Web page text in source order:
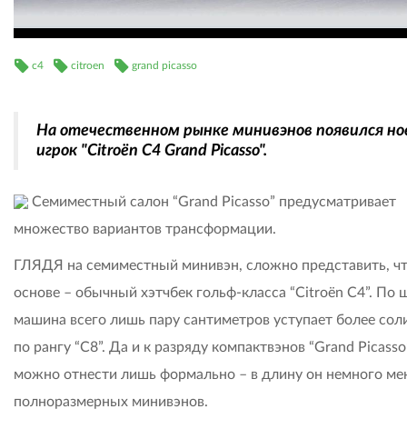
c4 citroen grand picasso
На отечественном рынке минивэнов появился
игрок "Citroёn C4 Grand Picasso".
Семиместный салон “Grand Picasso” предусматривает
множество вариантов трансформации.
ГЛЯДЯ на семиместный минивэн, сложно представить,
основе – обычный хэтчбек гольф-класса “Citroёn С4”. По
машина всего лишь пару сантиметров уступает более
по рангу “C8”. Да и к разряду компактвэнов “Grand
можно отнести лишь формально – в длину он немного
полноразмерных минивэнов.